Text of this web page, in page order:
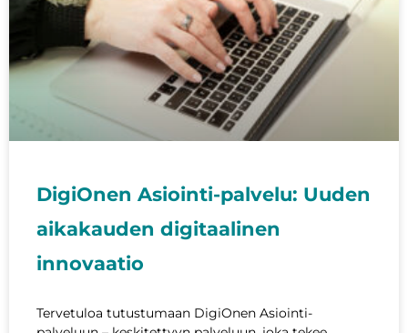
DigiOnen Asiointi-palvelu: Uuden
aikakauden digitaalinen
innovaatio
Tervetuloa tutustumaan DigiOnen Asiointi-